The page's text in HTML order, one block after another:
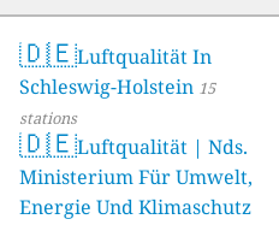
🇩🇪Luftqualität In
Schleswig-Holstein 15
stations
🇩🇪Luftqualität | Nds.
Ministerium Für Umwelt,
Energie Und Klimaschutz